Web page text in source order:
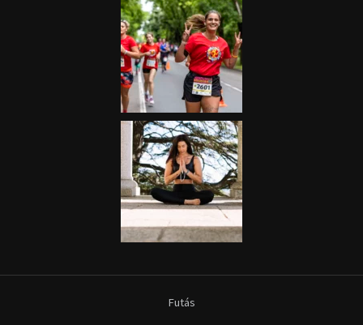
Futás